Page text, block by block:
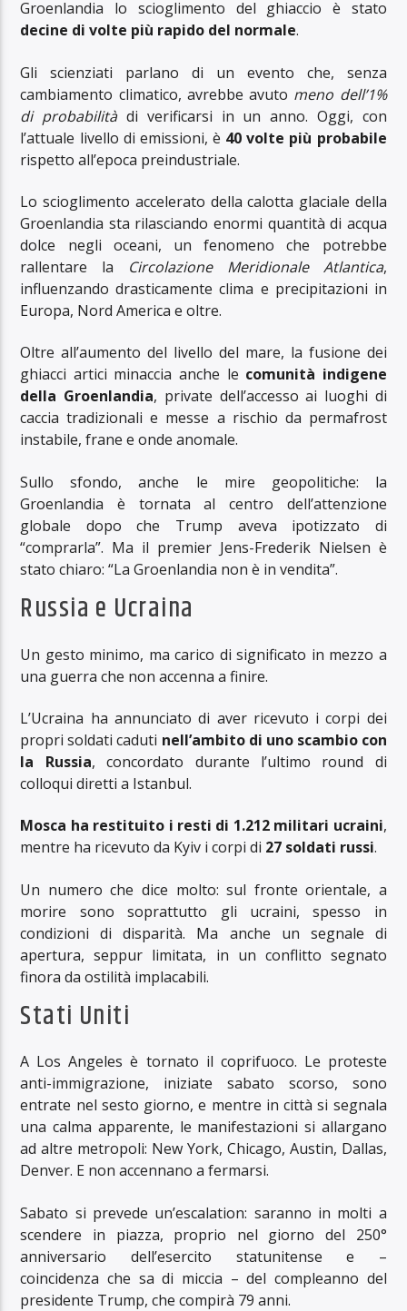
Groenlandia lo scioglimento del ghiaccio è stato
decine di volte più rapido del normale.
Gli scienziati parlano di un evento che, senza
cambiamento climatico, avrebbe avuto meno dell’1%
di probabilitàdi verificarsi in un anno. Oggi, con
l’attuale livello di emissioni, è 40 volte più probabile
rispetto all’epoca preindustriale.
Lo scioglimento accelerato della calotta glaciale della
Groenlandia sta rilasciando enormi quantità di acqua
dolce negli oceani, un fenomeno che potrebbe
rallentare la Circolazione Meridionale Atlantica,
influenzando drasticamente clima e precipitazioni in
Europa, Nord America e oltre.
Oltre all’aumento del livello del mare, la fusione dei
ghiacci artici minaccia anche le comunità indigene
della Groenlandia, private dell’accesso ai luoghi di
caccia tradizionali e messe a rischio da permafrost
instabile, frane e onde anomale.
Sullo sfondo, anche le mire geopolitiche: la
Groenlandia è tornata al centro dell’attenzione
globale dopo che Trump aveva ipotizzato di
“comprarla”. Ma il premier Jens-Frederik Nielsen è
stato chiaro: “La Groenlandia non è in vendita”.
Russia e Ucraina
Un gesto minimo, ma carico di significato in mezzo a
una guerra che non accenna a finire.
L’Ucraina ha annunciato di aver ricevuto i corpi dei
propri soldati caduti nell’ambito di uno scambio con
la Russia, concordato durante l’ultimo round di
colloqui diretti a Istanbul.
Mosca ha restituito i resti di 1.212 militari ucraini,
mentre ha ricevuto da Kyiv i corpi di 27 soldati russi.
Un numero che dice molto: sul fronte orientale, a
morire sono soprattutto gli ucraini, spesso in
condizioni di disparità. Ma anche un segnale di
apertura, seppur limitata, in un conflitto segnato
finora da ostilità implacabili.
Stati Uniti
A Los Angeles è tornato il coprifuoco. Le proteste
anti-immigrazione, iniziate sabato scorso, sono
entrate nel sesto giorno, e mentre in città si segnala
una calma apparente, le manifestazioni si allargano
ad altre metropoli: New York, Chicago, Austin, Dallas,
Denver. E non accennano a fermarsi.
Sabato si prevede un’escalation: saranno in molti a
scendere in piazza, proprio nel giorno del 250°
anniversario dell’esercito statunitense e –
coincidenza che sa di miccia – del compleanno del
presidente Trump, che compirà 79 anni.